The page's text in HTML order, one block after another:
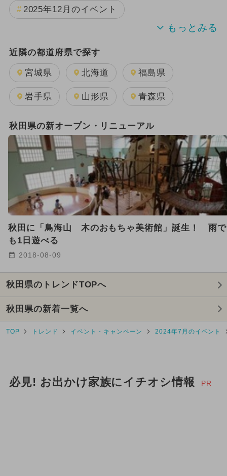
2025年12月のイベント
2025年9月のイベント
2026年7月のイベント
2025年8月のイベント 夏休み
2025年2月のイベント
2026年8月のイベント
2025年7月のイベント
2024年9月のイベント
2026年1月のイベント
2024年11月のイベント
GW(ゴールデンウィーク)
2025年5月のイベント
2025年6月のイベント
2025年4月のイベント
近隣の都道府県で探す
宮城県 北海道 福島県
岩手県 山形県 青森県
秋田県の新オープン・リニューアル
秋田に「鳥海山 木のおもちゃ美術館」誕生！ 雨で
も1日遊べる
2018-08-09
秋田県のトレンドTOPへ
秋田県の新着一覧へ
TOP トレンド イベント・キャンペーン 2024年7月のイベント
必見! お出かけ家族にイチオシ情報 PR